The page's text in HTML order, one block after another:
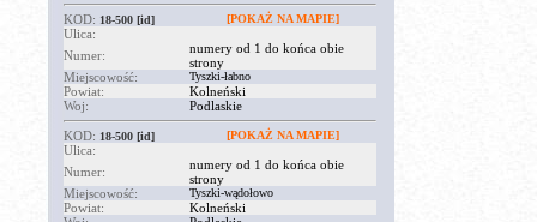
KOD: 18-500 [id] [POKAŻ NA MAPIE]
Ulica:
Numer:
numery od 1 do końca obie
strony
Miejscowość:
Tyszki-łabno
Powiat:
Kolneński
Woj:
Podlaskie
KOD: 18-500 [id] [POKAŻ NA MAPIE]
Ulica:
Numer:
numery od 1 do końca obie
strony
Miejscowość:
Tyszki-wądołowo
Powiat:
Kolneński